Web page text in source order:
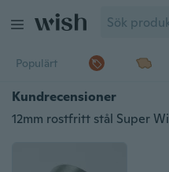
Populärt
Kundrecensioner